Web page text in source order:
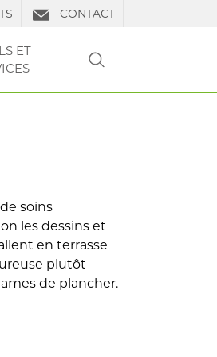
CONTACT
ET
soins
les dessins et
en terrasse
plutôt
de plancher.